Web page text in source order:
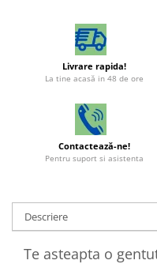
Livrare rapida!
La tine acasă in 48 de ore
Contactează-ne!
Pentru suport si asistenta
Descriere
Te asteapta o